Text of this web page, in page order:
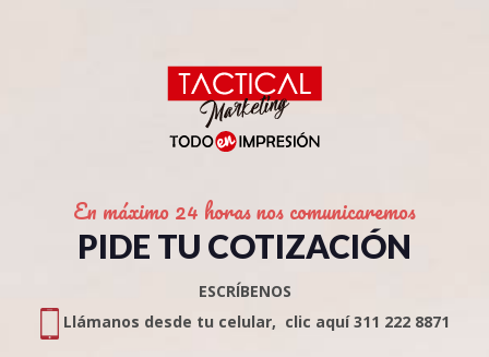
En máximo 24 horas nos comunicaremos
PIDE TU COTIZACIÓN
ESCRÍBENOS
Llámanos desde tu celular, clic aquí 311 222 8871